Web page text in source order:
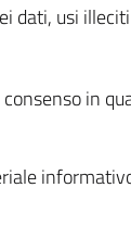
dati, usi
in